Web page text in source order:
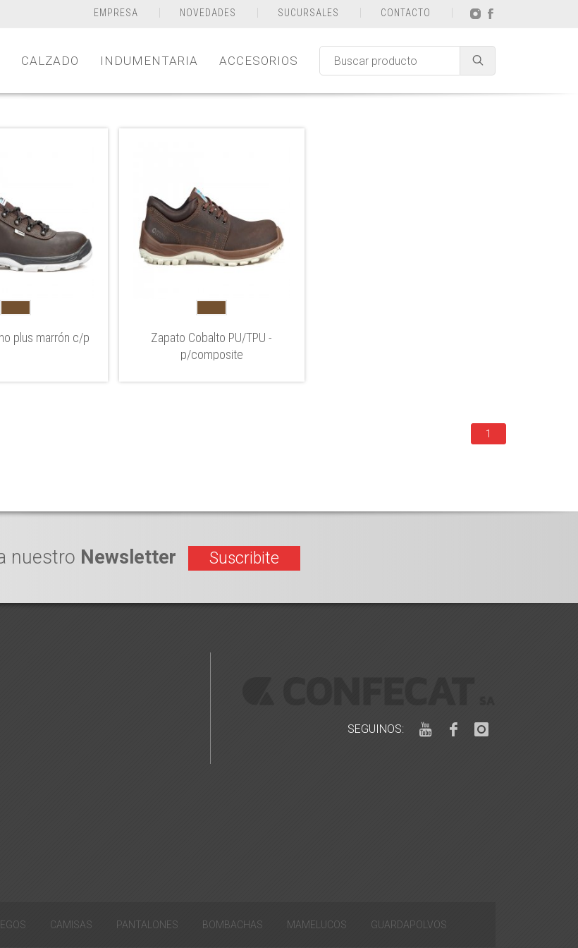
EMPRESA NOVEDADES SUCURSALES CONTACTO
CALZADO INDUMENTARIA ACCESORIOS
plus marrón c/p
Zapato Cobalto PU/TPU -
p/composite
1
nuestro Newsletter Suscribite
SEGUINOS:
CAMISAS PANTALONES BOMBACHAS MAMELUCOS GUARDAPOLVOS